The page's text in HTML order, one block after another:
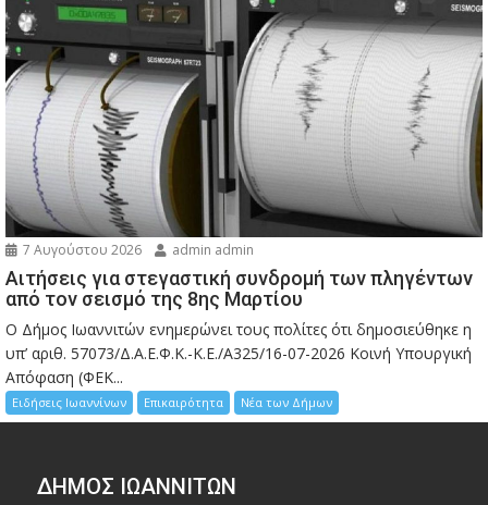
7 Αυγούστου 2026 admin admin
Αιτήσεις για στεγαστική συνδρομή των πληγέντων
από τον σεισμό της 8ης Μαρτίου
Ο Δήμος Ιωαννιτών ενημερώνει τους πολίτες ότι δημοσιεύθηκε η
υπ’ αριθ. 57073/Δ.Α.Ε.Φ.Κ.-Κ.Ε./Α325/16-07-2026 Κοινή Υπουργική
Απόφαση (ΦΕΚ...
Ειδήσεις Ιωαννίνων Επικαιρότητα Νέα των Δήμων
ΔΗΜΟΣ ΙΩΑΝΝΙΤΩΝ